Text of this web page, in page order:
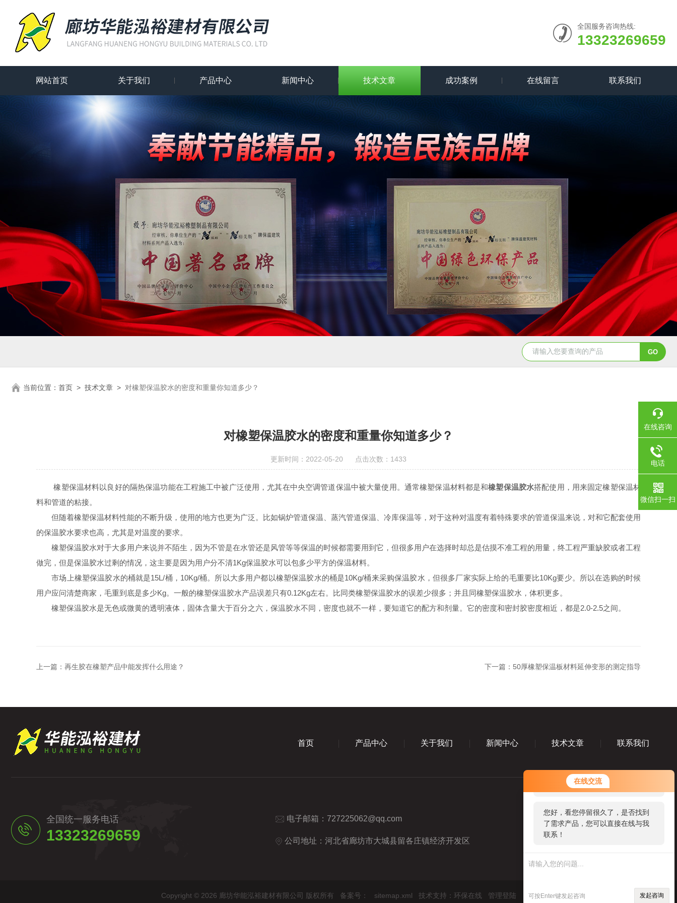
在线交流
您好！欢迎前来咨询，很高兴为您
服务，请问您要咨询什么问题呢？
您好，看您停留很久了，是否找到
了需求产品，您可以直接在线与我
联系！
可按Enter键发起咨询 发起咨询
全国服务咨询热线:
13323269659
网站首页 关于我们 产品中心 新闻中心 技术文章 成功案例 在线留言 联系我们
当前位置： 首页 > 技术文章 > 对橡塑保温胶水的密度和重量你知道多少？
对橡塑保温胶水的密度和重量你知道多少？
更新时间：2022-05-20 点击次数：1433
橡塑保温材料以良好的隔热保温功能在工程施工中被广泛使用，尤其在中央空调管道保温中被大量使用。通常橡塑保温材料都是和橡塑保温胶水搭配使用，用来固定橡塑保温材
料和管道的粘接。
但随着橡塑保温材料性能的不断升级，使用的地方也更为广泛。比如锅炉管道保温、蒸汽管道保温、冷库保温等，对于这种对温度有着特殊要求的管道保温来说，对和它配套使用
的保温胶水要求也高，尤其是对温度的要求。
橡塑保温胶水对于大多用户来说并不陌生，因为不管是在水管还是风管等等保温的时候都需要用到它，但很多用户在选择时却总是估摸不准工程的用量，终工程严重缺胶或者工程
做完，但是保温胶水过剩的情况，这主要是因为用户分不清1Kg保温胶水可以包多少平方的保温材料。
市场上橡塑保温胶水的桶就是15L/桶，10Kg/桶。所以大多用户都以橡塑保温胶水的桶是10Kg/桶来采购保温胶水，但很多厂家实际上给的毛重要比10Kg要少。所以在选购的时候
用户应问清楚商家，毛重到底是多少Kg。一般的橡塑保温胶水产品误差只有0.12Kg左右。比同类橡塑保温胶水的误差少很多；并且同橡塑保温胶水，体积更多。
橡塑保温胶水是无色或微黄的透明液体，固体含量大于百分之六，保温胶水不同，密度也就不一样，要知道它的配方和剂量。它的密度和密封胶密度相近，都是2.0-2.5之间。
上一篇： 再生胶在橡塑产品中能发挥什么用途？ 下一篇： 50厚橡塑保温板材料延伸变形的测定指导
首页 产品中心 关于我们 新闻中心 技术文章 联系我们
全国统一服务电话
13323269659
电子邮箱： 727225062@qq.com
公司地址：河北省廊坊市大城县留各庄镇经济开发区
Copyright © 2026 廊坊华能泓裕建材有限公司 版权所有 备案号： sitemap.xml 技术支持： 环保在线 管理登陆
在线咨询
电话
微信扫一扫